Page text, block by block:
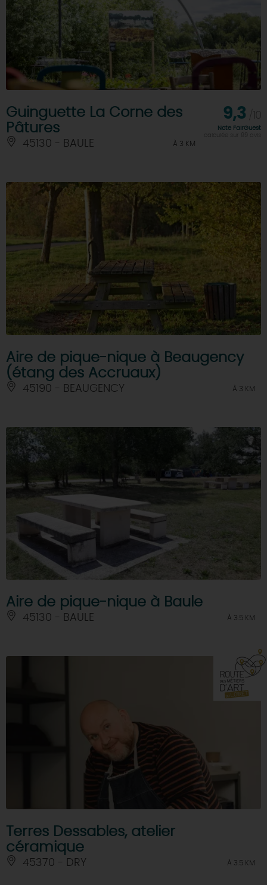
Guinguette La Corne des
Pâtures
45130 - BAULE À 3 KM
9,3
Note FairGuest
Aire de pique-nique à Beaugency
(étang des Accruaux)
45190 - BEAUGENCY À 3 KM
Aire de pique-nique à Baule
45130 - BAULE À 3.5 KM
Terres Dessables, atelier
céramique
45370 - DRY À 3.5 KM